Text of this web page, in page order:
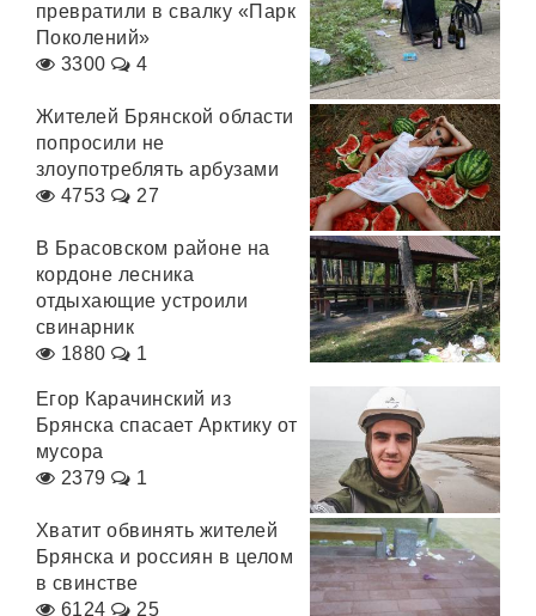
превратили в свалку «Парк
Поколений»
3300
4
Жителей Брянской области
попросили не
злоупотреблять арбузами
4753
27
В Брасовском районе на
кордоне лесника
отдыхающие устроили
свинарник
1880
1
Егор Карачинский из
Брянска спасает Арктику от
мусора
2379
1
Хватит обвинять жителей
Брянска и россиян в целом
в свинстве
6124
25